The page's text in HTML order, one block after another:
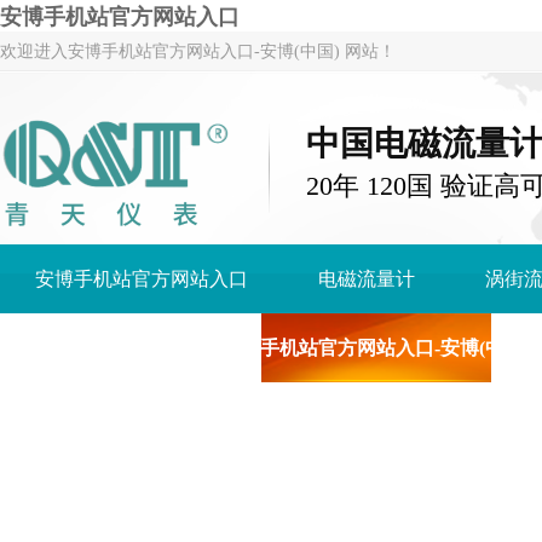
安博手机站官方网站入口
欢迎进入安博手机站官方网站入口-安博(中国) 网站！
中国电磁流量
20年 120国 验证高
安博手机站官方网站入口 电磁流量计 涡街
安博手机站官方网站入口-安博(中国)